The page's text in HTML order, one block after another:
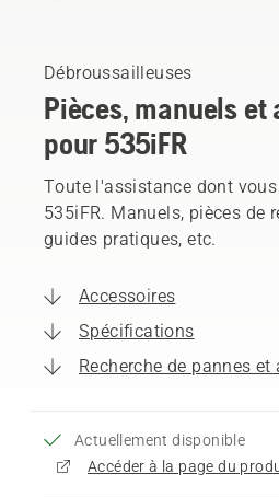
Débroussailleuses
Pièces, manuels et
pour 535iFR
Toute l'assistance dont
535iFR. Manuels, pièces de
guides pratiques, etc.
Accessoires
Spécifications
Recherche de pannes et
Actuellement disponible
Accéder à la page du